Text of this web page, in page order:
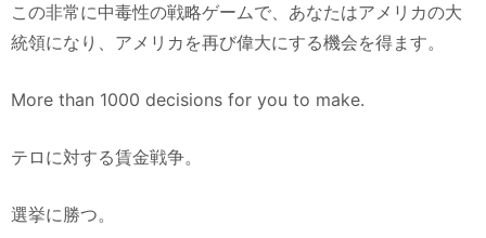
この非常に中毒性の戦略ゲームで、あなたはアメリカの大
統領になり、アメリカを再び偉大にする機会を得ます。
More than 1000 decisions for you to make.
テロに対する賃金戦争。
選挙に勝つ。